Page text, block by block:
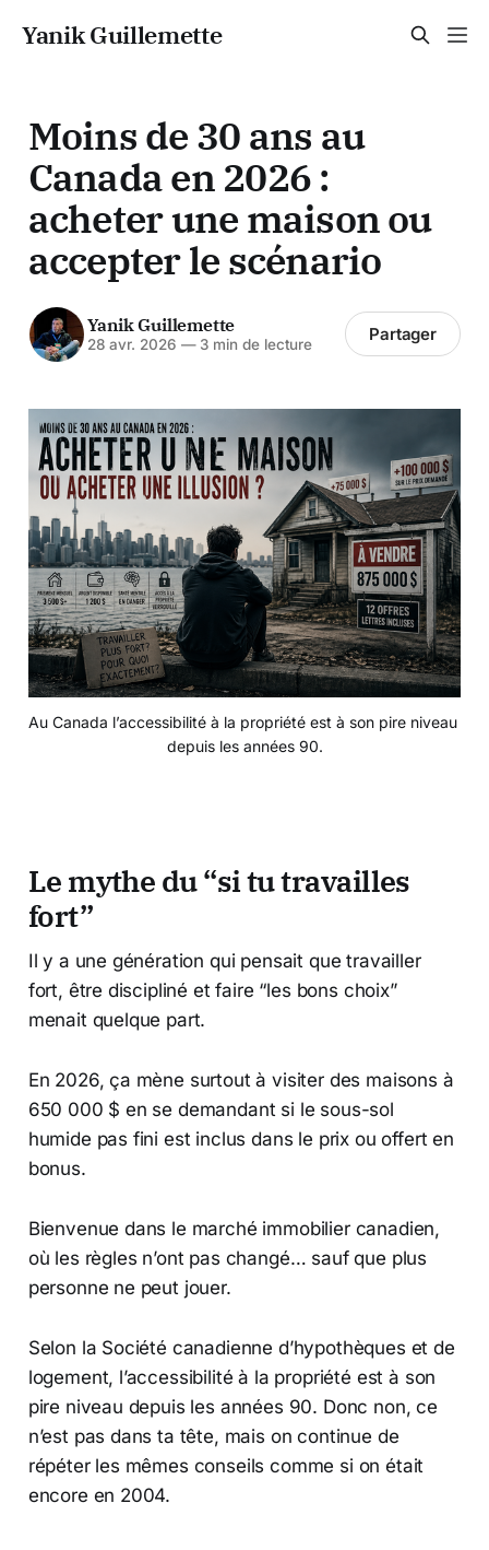
Yanik Guillemette
Moins de 30 ans au
Canada en 2026 :
acheter une maison ou
accepter le scénario
Yanik Guillemette
28 avr. 2026 —3 min de lecture Partager
Au Canada l’accessibilité à la propriété est à son pire niveau
depuis les années 90.
Le mythe du “si tu travailles
fort”
Il y a une génération qui pensait que travailler
fort, être discipliné et faire “les bons choix”
menait quelque part.
En 2026, ça mène surtout à visiter des maisons à
650 000 $ en se demandant si le sous-sol
humide pas fini est inclus dans le prix ou offert en
bonus.
Bienvenue dans le marché immobilier canadien,
où les règles n’ont pas changé… sauf que plus
personne ne peut jouer.
Selon la Société canadienne d’hypothèques et de
logement, l’accessibilité à la propriété est à son
pire niveau depuis les années 90. Donc non, ce
n’est pas dans ta tête, mais on continue de
répéter les mêmes conseils comme si on était
encore en 2004.